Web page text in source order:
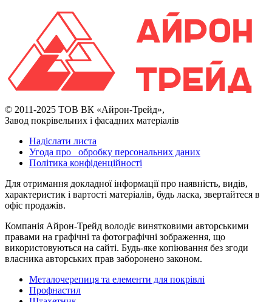
© 2011-2025 ТОВ ВК «Айрон-Трейд»,
Завод покрівельних і фасадних матеріалів
Надіслати листа
Угода про обробку персональних даних
Політика конфіденційності
Для отримання докладної інформації про наявність, видів,
характеристик і вартості матеріалів, будь ласка, звертайтеся в
офіс продажів.
Компанія Айрон-Трейд володіє винятковими авторськими
правами на графічні та фотографічні зображення, що
використовуються на сайті. Будь-яке копіювання без згоди
власника авторських прав заборонено законом.
Металочерепиця та елементи для покрівлі
Профнастил